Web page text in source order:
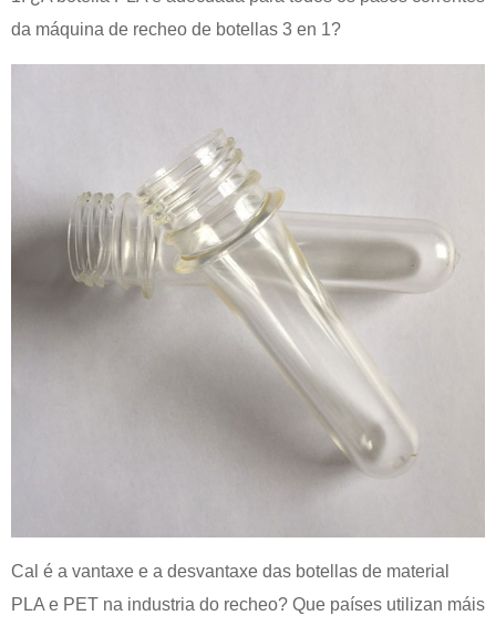
da máquina de recheo de botellas 3 en 1?
Cal é a vantaxe e a desvantaxe das botellas de material
PLA e PET na industria do recheo? Que países utilizan máis